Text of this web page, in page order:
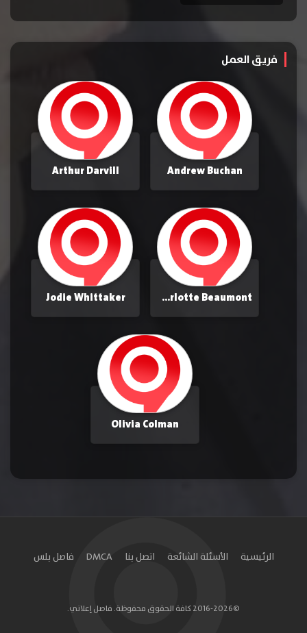
فريق العمل
Andrew Buchan
Arthur Darvill
Charlotte Beaumont
Jodie Whittaker
Olivia Colman
الرئيسية الأسئلة الشائعة اتصل بنا DMCA فاصل بلس
©2016-2026 كافة الحقوق محفوظة. فاصل إعلاني.